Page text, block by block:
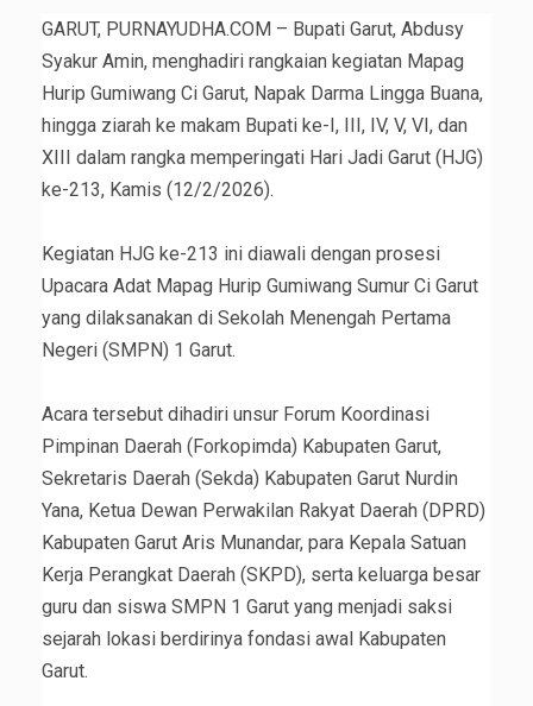
‎GARUT, PURNAYUDHA.COM – Bupati Garut, Abdusy
Syakur Amin, menghadiri rangkaian kegiatan Mapag
Hurip Gumiwang Ci Garut, Napak Darma Lingga Buana,
hingga ziarah ke makam Bupati ke-I, III, IV, V, VI, dan
XIII dalam rangka memperingati Hari Jadi Garut (HJG)
ke-213, Kamis (12/2/2026).
‎Kegiatan HJG ke-213 ini diawali dengan prosesi
Upacara Adat Mapag Hurip Gumiwang Sumur Ci Garut
yang dilaksanakan di Sekolah Menengah Pertama
Negeri (SMPN) 1 Garut.
‎Acara tersebut dihadiri unsur Forum Koordinasi
Pimpinan Daerah (Forkopimda) Kabupaten Garut,
Sekretaris Daerah (Sekda) Kabupaten Garut Nurdin
Yana, Ketua Dewan Perwakilan Rakyat Daerah (DPRD)
Kabupaten Garut Aris Munandar, para Kepala Satuan
Kerja Perangkat Daerah (SKPD), serta keluarga besar
guru dan siswa SMPN 1 Garut yang menjadi saksi
sejarah lokasi berdirinya fondasi awal Kabupaten
Garut.